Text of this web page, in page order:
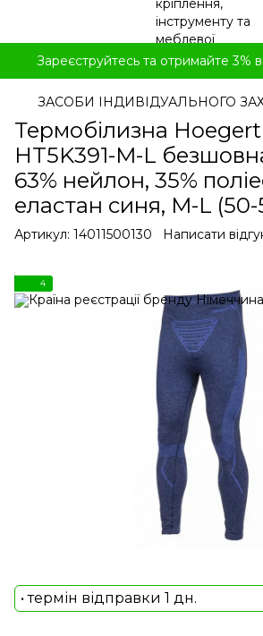
Зареєструйтесь та отримайте 3%
ЗАСОБИ ІНДИВІДУАЛЬНОГО
Термобілизна Hoegert
HT5K391-M-L
63% нейлон, 35%
еластан синя, M-L (50-
Артикул: 14011500130 Написати
4
• термін відправки 1 дн.